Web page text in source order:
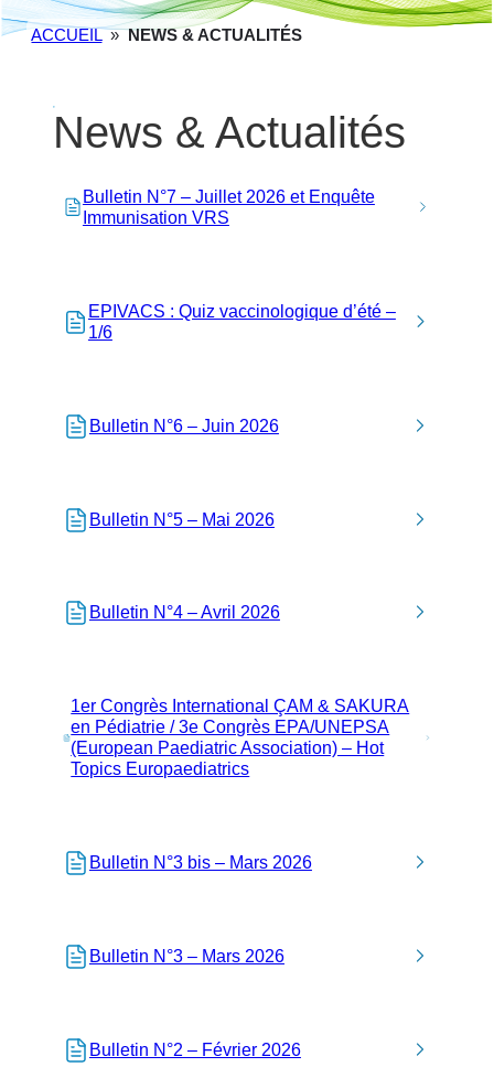
ACCUEIL » NEWS & ACTUALITÉS
News & Actualités
Bulletin N°7 – Juillet 2026 et Enquête
Immunisation VRS
EPIVACS : Quiz vaccinologique d’été –
1/6
Bulletin N°6 – Juin 2026
Bulletin N°5 – Mai 2026
Bulletin N°4 – Avril 2026
1er Congrès International ÇAM & SAKURA
en Pédiatrie / 3e Congrès EPA/UNEPSA
(European Paediatric Association) – Hot
Topics Europaediatrics
Bulletin N°3 bis – Mars 2026
Bulletin N°3 – Mars 2026
Bulletin N°2 – Février 2026